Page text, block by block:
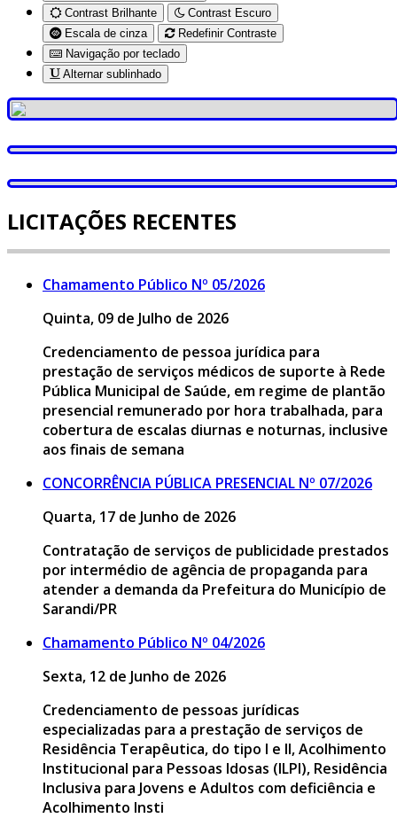
Contrast Brilhante
Contrast Escuro
Escala de cinza
Redefinir Contraste
Navigação por teclado
Alternar sublinhado
LICITAÇÕES RECENTES
Chamamento Público Nº 05/2026
Quinta, 09 de Julho de 2026
Credenciamento de pessoa jurídica para
prestação de serviços médicos de suporte à Rede
Pública Municipal de Saúde, em regime de plantão
presencial remunerado por hora trabalhada, para
cobertura de escalas diurnas e noturnas, inclusive
aos finais de semana
CONCORRÊNCIA PÚBLICA PRESENCIAL Nº 07/2026
Quarta, 17 de Junho de 2026
Contratação de serviços de publicidade prestados
por intermédio de agência de propaganda para
atender a demanda da Prefeitura do Município de
Sarandi/PR
Chamamento Público Nº 04/2026
Sexta, 12 de Junho de 2026
Credenciamento de pessoas jurídicas
especializadas para a prestação de serviços de
Residência Terapêutica, do tipo I e II, Acolhimento
Institucional para Pessoas Idosas (ILPI), Residência
Inclusiva para Jovens e Adultos com deficiência e
Acolhimento Insti